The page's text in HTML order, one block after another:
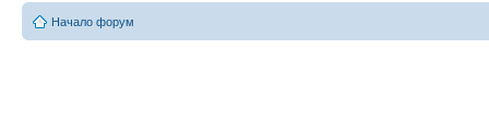
Начало форум